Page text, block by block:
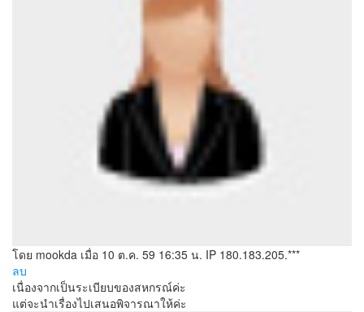
โดย mookda เมื่อ 10 ต.ค. 59 16:35 น. IP 180.183.205.***
ลบ
เนื่องจากเป็นระเบียบของสหกรณ์ค่ะ
แต่จะนำเรื่องไปเสนอพิจารณาให้ค่ะ